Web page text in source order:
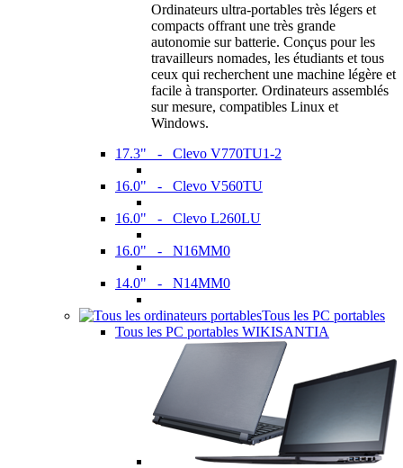
Ordinateurs ultra-portables très légers et
compacts offrant une très grande
autonomie sur batterie. Conçus pour les
travailleurs nomades, les étudiants et tous
ceux qui recherchent une machine légère et
facile à transporter. Ordinateurs assemblés
sur mesure, compatibles Linux et
Windows.
17.3" - Clevo V770TU1-2
16.0" - Clevo V560TU
16.0" - Clevo L260LU
16.0" - N16MM0
14.0" - N14MM0
Tous les PC portables
Tous les PC portables WIKISANTIA